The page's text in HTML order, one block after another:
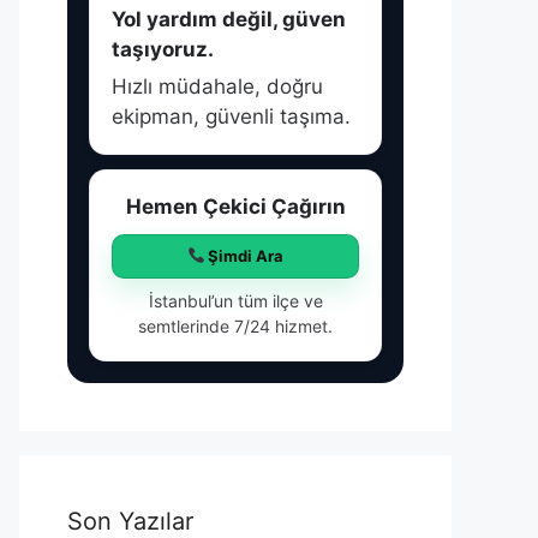
Yol yardım değil, güven
taşıyoruz.
Hızlı müdahale, doğru
ekipman, güvenli taşıma.
Hemen Çekici Çağırın
Şimdi Ara
İstanbul’un tüm ilçe ve
semtlerinde 7/24 hizmet.
Son Yazılar